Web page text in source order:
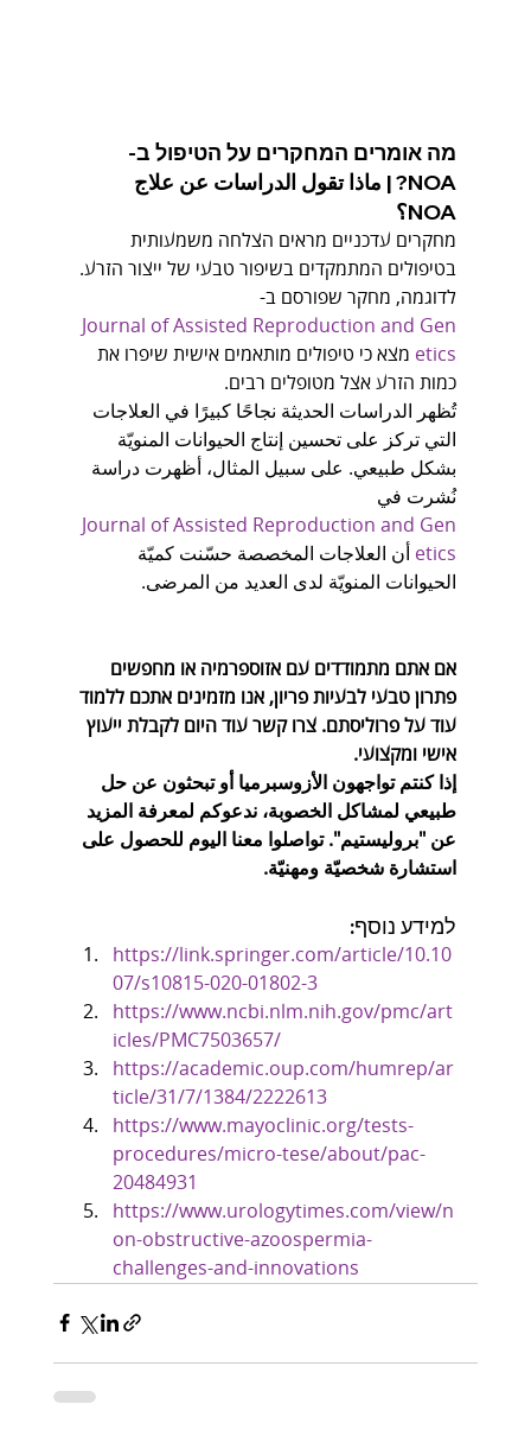
מה אומרים המחקרים על הטיפול ב-
NOA? | ماذا تقول الدراسات عن علاج
NOA؟
מחקרים עדכניים מראים הצלחה משמעותית
בטיפולים המתמקדים בשיפור טבעי של ייצור הזרע.
לדוגמה, מחקר שפורסם ב-
Journal of Assisted Reproduction and Gen
etics מצא כי טיפולים מותאמים אישית שיפרו את
כמות הזרע אצל מטופלים רבים.
تُظهر الدراسات الحديثة نجاحًا كبيرًا في العلاجات
التي تركز على تحسين إنتاج الحيوانات المنويّة
بشكل طبيعي. على سبيل المثال، أظهرت دراسة
نُشرت في
Journal of Assisted Reproduction and Gen
etics أن العلاجات المخصصة حسّنت كميّة
الحيوانات المنويّة لدى العديد من المرضى.
אם אתם מתמודדים עם אזוספרמיה או מחפשים
פתרון טבעי לבעיות פריון, אנו מזמינים אתכם ללמוד
עוד על פרוליסתם. צרו קשר עוד היום לקבלת ייעוץ
אישי ומקצועי.
إذا كنتم تواجهون الأزوسبرميا أو تبحثون عن حل
طبيعي لمشاكل الخصوبة، ندعوكم لمعرفة المزيد
عن "بروليستيم". تواصلوا معنا اليوم للحصول على
استشارة شخصيّة ومهنيّة.
למידע נוסף:
https://link.springer.com/article/10.10
07/s10815-020-01802-3
https://www.ncbi.nlm.nih.gov/pmc/art
icles/PMC7503657/
https://academic.oup.com/humrep/ar
ticle/31/7/1384/2222613
https://www.mayoclinic.org/tests-
procedures/micro-tese/about/pac-
20484931
https://www.urologytimes.com/view/n
on-obstructive-azoospermia-
challenges-and-innovations